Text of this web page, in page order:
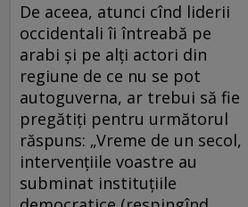
De aceea, atunci cînd liderii
occidentali îi întreabă pe
arabi și pe alți actori din
regiune de ce nu se pot
autoguverna, ar trebui să fie
pregătiți pentru următorul
răspuns: „Vreme de un secol,
intervențiile voastre au
subminat instituțiile